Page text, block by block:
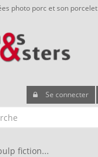
photo porc et son porcelet
Se connecter
fiction...